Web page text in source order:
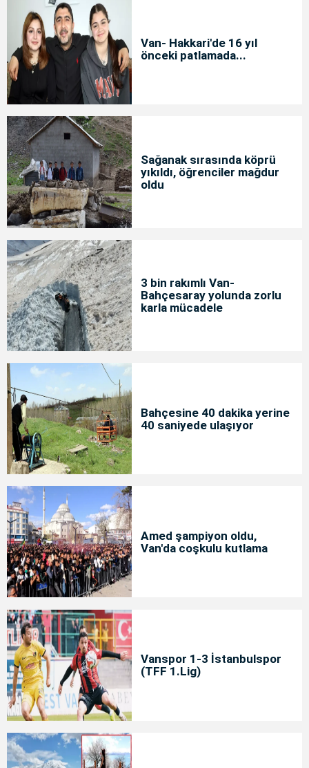
Van- Hakkari'de 16 yıl
önceki patlamada...
Sağanak sırasında köprü
yıkıldı, öğrenciler mağdur
oldu
3 bin rakımlı Van-
Bahçesaray yolunda zorlu
karla mücadele
Bahçesine 40 dakika yerine
40 saniyede ulaşıyor
Amed şampiyon oldu,
Van'da coşkulu kutlama
Vanspor 1-3 İstanbulspor
(TFF 1.Lig)